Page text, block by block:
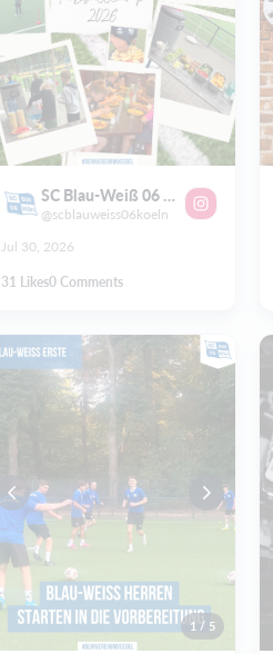
SC Blau-Weiß 06 Köln e.V.
@scblauweiss06koeln
Jul 30, 2026
31 Likes0 Comments
1 / 5